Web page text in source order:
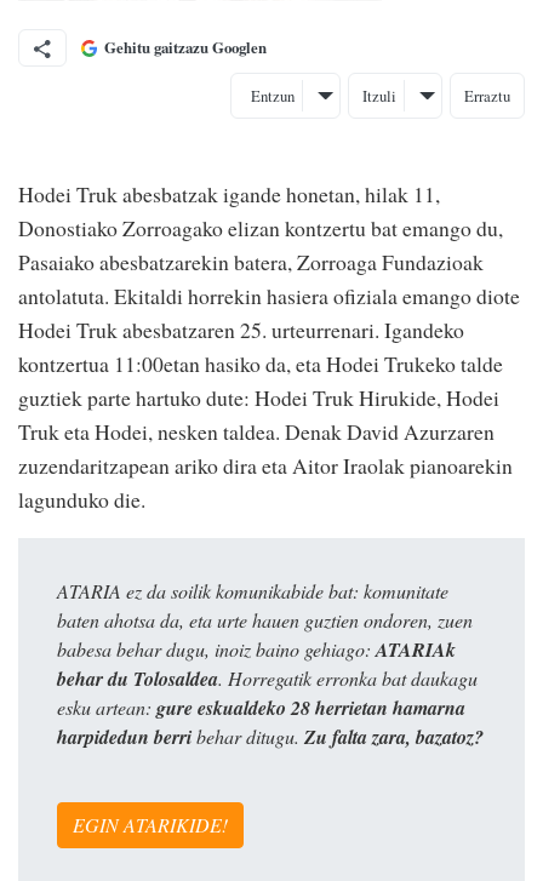
Gehitu gaitzazu Googlen
Entzun Itzuli Erraztu
Hodei Truk abesbatzak igande honetan, hilak 11,
Donostiako Zorroagako elizan kontzertu bat emango du,
Pasaiako abesbatzarekin batera, Zorroaga Fundazioak
antolatuta. Ekitaldi horrekin hasiera ofiziala emango diote
Hodei Truk abesbatzaren 25. urteurrenari. Igandeko
kontzertua 11:00etan hasiko da, eta Hodei Trukeko talde
guztiek parte hartuko dute: Hodei Truk Hirukide, Hodei
Truk eta Hodei, nesken taldea. Denak David Azurzaren
zuzendaritzapean ariko dira eta Aitor Iraolak pianoarekin
lagunduko die.
ATARIA ez da soilik komunikabide bat: komunitate
baten ahotsa da, eta urte hauen guztien ondoren, zuen
babesa behar dugu, inoiz baino gehiago: ATARIAk
behar du Tolosaldea. Horregatik erronka bat daukagu
esku artean: gure eskualdeko 28 herrietan hamarna
harpidedun berribehar ditugu. Zu falta zara, bazatoz?
EGIN ATARIKIDE!